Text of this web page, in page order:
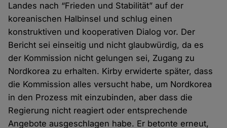
Landes nach “Frieden und Stabilität” auf der
koreanischen Halbinsel und schlug einen
konstruktiven und kooperativen Dialog vor. Der
Bericht sei einseitig und nicht glaubwürdig, da es
der Kommission nicht gelungen sei, Zugang zu
Nordkorea zu erhalten. Kirby erwiderte später, dass
die Kommission alles versucht habe, um Nordkorea
in den Prozess mit einzubinden, aber dass die
Regierung nicht reagiert oder entsprechende
Angebote ausgeschlagen habe. Er betonte erneut,